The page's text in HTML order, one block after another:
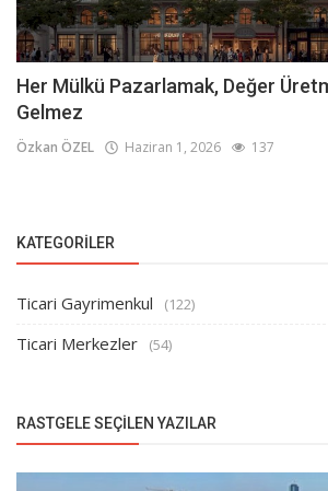
Her Mülkü Pazarlamak, Değer
Gelmez
Özkan ÖZEL Haziran 1, 2026 137
KATEGORILER
Ticari Gayrimenkul (122)
Ticari Merkezler (54)
RASTGELE SEÇILEN YAZILAR